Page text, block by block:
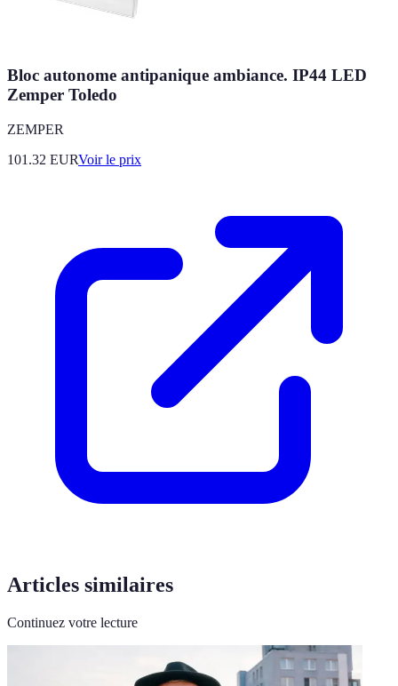
Bloc autonome antipanique ambiance. IP44 LED
Zemper Toledo
ZEMPER
101.32 EURVoir le prix
Articles similaires
Continuez votre lecture